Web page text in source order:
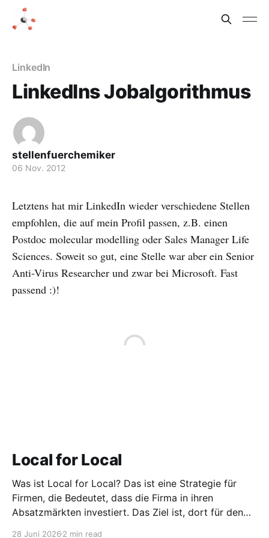
LinkedIn
LinkedIns Jobalgorithmus
stellenfuerchemiker
06 Nov. 2012
Letztens hat mir LinkedIn wieder verschiedene Stellen
empfohlen, die auf mein Profil passen, z.B. einen
Postdoc molecular modelling oder Sales Manager Life
Sciences. Soweit so gut, eine Stelle war aber ein Senior
Anti-Virus Researcher und zwar bei Microsoft. Fast
passend :)!
Local for Local
Was ist Local for Local? Das ist eine Strategie für
Firmen, die Bedeutet, dass die Firma in ihren
Absatzmärkten investiert. Das Ziel ist, dort für den
28 Juni 2026 2 min read